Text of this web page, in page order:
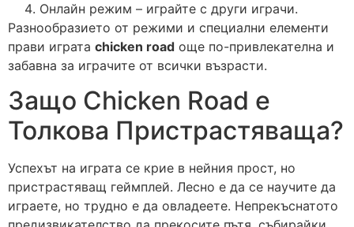
Онлайн режим – играйте с други играчи.
Разнообразието от режими и специални елементи
прави играта chicken road още по-привлекателна и
забавна за играчите от всички възрасти.
Защо Chicken Road е
Толкова Пристрастяваща?
Успехът на играта се крие в нейния прост, но
пристрастяващ геймплей. Лесно е да се научите да
играете, но трудно е да овладеете. Непрекъснатото